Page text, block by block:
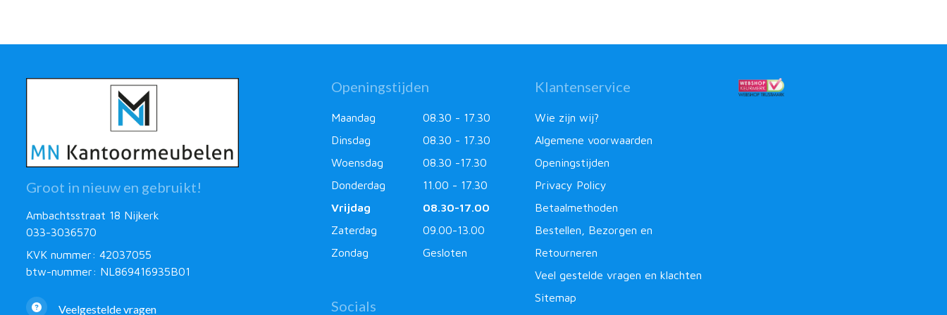
Groot in nieuw en gebruikt!
Ambachtsstraat 18 Nijkerk
033-3036570
KVK nummer: 42037055
btw-nummer: NL869416935B01
Veelgestelde vragen
Openingstijden
Maandag
08.30 - 17.30
Dinsdag
08.30 - 17.30
Woensdag
08.30 -17.30
Donderdag
11.00 - 17.30
Vrijdag
08.30-17.00
Zaterdag
09.00-13.00
Zondag
Gesloten
Socials
Klantenservice
Wie zijn wij?
Algemene voorwaarden
Openingstijden
Privacy Policy
Betaalmethoden
Bestellen, Bezorgen en
Retourneren
Veel gestelde vragen en klachten
Sitemap